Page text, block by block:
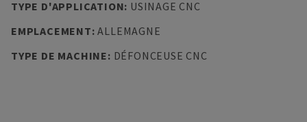
TYPE D'APPLICATION: USINAGE CNC
EMPLACEMENT:ALLEMAGNE
TYPE DE MACHINE: DÉFONCEUSE CNC